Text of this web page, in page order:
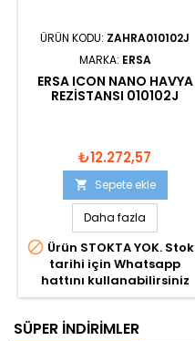
ÜRÜN KODU: ZAHRA010102J
MARKA: ERSA
ERSA ICON NANO HAVYA
REZISTANSI 010102J
₺12.272,57
 Sepete ekle
Daha fazla
 Ürün STOKTA YOK. Stok
tarihi için Whatsapp
hattını kullanabilirsiniz
SÜPER İNDIRIMLER